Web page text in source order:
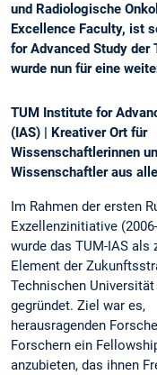
und Radiologische
Excellence Faculty, ist
for Advanced Study der
wurde nun für eine
TUM Institute for
(IAS) | Kreativer Ort für
Wissenschaftlerinnen
Wissenschaftler aus
Im Rahmen der ersten
Exzellenzinitiative
wurde das TUM-IAS als
Element der
Technischen
gegründet. Ziel war es,
herausragenden
Forschern ein
anzubieten, das ihnen